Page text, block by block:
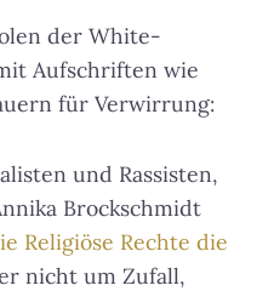
der White-
Aufschriften wie
für Verwirrung:
und Rassisten,
Brockschmidt
Religiöse Rechte die
nicht um Zufall,